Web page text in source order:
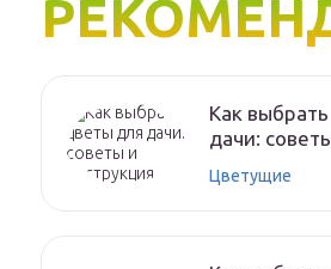
Как
дачи:
Цветущие